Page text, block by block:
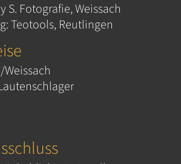
S. Fotografie, Weissach
Teotools, Reutlingen